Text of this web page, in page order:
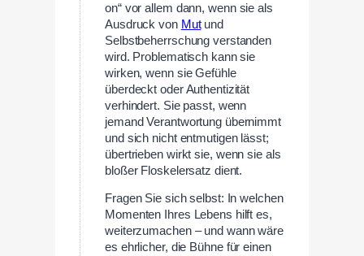
on“ vor allem dann, wenn sie als
Ausdruck von Mutund
Selbstbeherrschung verstanden
wird. Problematisch kann sie
wirken, wenn sie Gefühle
überdeckt oder Authentizität
verhindert. Sie passt, wenn
jemand Verantwortung übernimmt
und sich nicht entmutigen lässt;
übertrieben wirkt sie, wenn sie als
bloßer Floskelersatz dient.
Fragen Sie sich selbst: In welchen
Momenten Ihres Lebens hilft es,
weiterzumachen – und wann wäre
es ehrlicher, die Bühne für einen